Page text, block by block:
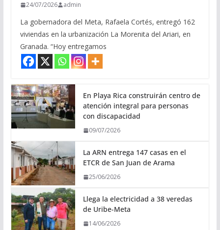
24/07/2026 admin
La gobernadora del Meta, Rafaela Cortés, entregó 162
viviendas en la urbanización La Morenita del Ariari, en
Granada. “Hoy entregamos
En Playa Rica construirán centro de
atención integral para personas
con discapacidad
09/07/2026
La ARN entrega 147 casas en el
ETCR de San Juan de Arama
25/06/2026
Llega la electricidad a 38 veredas
de Uribe-Meta
14/06/2026